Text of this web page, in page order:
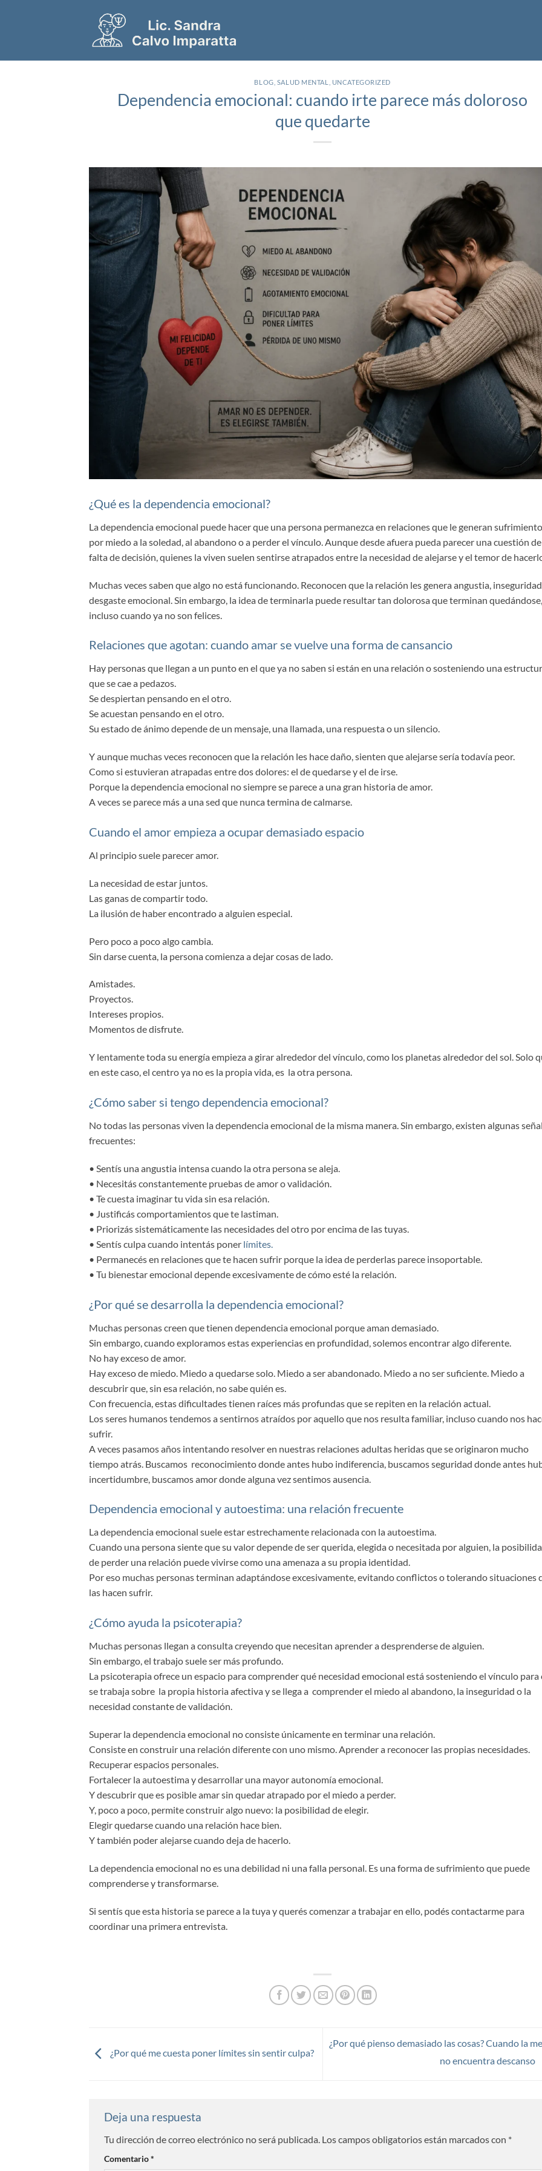
BLOG SALUD MENTAL UNCATEGORIZED
Dependencia emocional: cuando irte parece más doloroso
que quedarte
¿Qué es la dependencia emocional?
La dependencia emocional puede hacer que una persona permanezca en relaciones que le generan sufrimiento
por miedo a la soledad, al abandono o a perder el vínculo. Aunque desde afuera pueda parecer una cuestión de
falta de decisión, quienes la viven suelen sentirse atrapados entre la necesidad de alejarse y el temor de
Muchas veces saben que algo no está funcionando. Reconocen que la relación les genera angustia,
desgaste emocional. Sin embargo, la idea de terminarla puede resultar tan dolorosa que terminan quedándose,
incluso cuando ya no son felices.
Relaciones que agotan: cuando amar se vuelve una forma de cansancio
Hay personas que llegan a un punto en el que ya no saben si están en una relación o sosteniendo una
que se cae a pedazos.
Se despiertan pensando en el otro.
Se acuestan pensando en el otro.
Su estado de ánimo depende de un mensaje, una llamada, una respuesta o un silencio.
Y aunque muchas veces reconocen que la relación les hace daño, sienten que alejarse sería todavía peor.
Como si estuvieran atrapadas entre dos dolores: el de quedarse y el de irse.
Porque la dependencia emocional no siempre se parece a una gran historia de amor.
A veces se parece más a una sed que nunca termina de calmarse.
Cuando el amor empieza a ocupar demasiado espacio
Al principio suele parecer amor.
La necesidad de estar juntos.
Las ganas de compartir todo.
La ilusión de haber encontrado a alguien especial.
Pero poco a poco algo cambia.
Sin darse cuenta, la persona comienza a dejar cosas de lado.
Amistades.
Proyectos.
Intereses propios.
Momentos de disfrute.
Y lentamente toda su energía empieza a girar alrededor del vínculo, como los planetas alrededor del sol. Solo
en este caso, el centro ya no es la propia vida, es la otra persona.
¿Cómo saber si tengo dependencia emocional?
No todas las personas viven la dependencia emocional de la misma manera. Sin embargo, existen algunas
frecuentes:
• Sentís una angustia intensa cuando la otra persona se aleja.
• Necesitás constantemente pruebas de amor o validación.
• Te cuesta imaginar tu vida sin esa relación.
• Justificás comportamientos que te lastiman.
• Priorizás sistemáticamente las necesidades del otro por encima de las tuyas.
• Sentís culpa cuando intentás poner límites.
• Permanecés en relaciones que te hacen sufrir porque la idea de perderlas parece insoportable.
• Tu bienestar emocional depende excesivamente de cómo esté la relación.
¿Por qué se desarrolla la dependencia emocional?
Muchas personas creen que tienen dependencia emocional porque aman demasiado.
Sin embargo, cuando exploramos estas experiencias en profundidad, solemos encontrar algo diferente.
No hay exceso de amor.
Hay exceso de miedo. Miedo a quedarse solo. Miedo a ser abandonado. Miedo a no ser suficiente. Miedo a
descubrir que, sin esa relación, no sabe quién es.
Con frecuencia, estas dificultades tienen raíces más profundas que se repiten en la relación actual.
Los seres humanos tendemos a sentirnos atraídos por aquello que nos resulta familiar, incluso cuando nos
sufrir.
A veces pasamos años intentando resolver en nuestras relaciones adultas heridas que se originaron mucho
tiempo atrás. Buscamos reconocimiento donde antes hubo indiferencia, buscamos seguridad donde antes
incertidumbre, buscamos amor donde alguna vez sentimos ausencia.
Dependencia emocional y autoestima: una relación frecuente
La dependencia emocional suele estar estrechamente relacionada con la autoestima.
Cuando una persona siente que su valor depende de ser querida, elegida o necesitada por alguien, la
de perder una relación puede vivirse como una amenaza a su propia identidad.
Por eso muchas personas terminan adaptándose excesivamente, evitando conflictos o tolerando situaciones
las hacen sufrir.
¿Cómo ayuda la psicoterapia?
Muchas personas llegan a consulta creyendo que necesitan aprender a desprenderse de alguien.
Sin embargo, el trabajo suele ser más profundo.
La psicoterapia ofrece un espacio para comprender qué necesidad emocional está sosteniendo el vínculo para
se trabaja sobre la propia historia afectiva y se llega a comprender el miedo al abandono, la inseguridad o la
necesidad constante de validación.
Superar la dependencia emocional no consiste únicamente en terminar una relación.
Consiste en construir una relación diferente con uno mismo. Aprender a reconocer las propias necesidades.
Recuperar espacios personales.
Fortalecer la autoestima y desarrollar una mayor autonomía emocional.
Y descubrir que es posible amar sin quedar atrapado por el miedo a perder.
Y, poco a poco, permite construir algo nuevo: la posibilidad de elegir.
Elegir quedarse cuando una relación hace bien.
Y también poder alejarse cuando deja de hacerlo.
La dependencia emocional no es una debilidad ni una falla personal. Es una forma de sufrimiento que puede
comprenderse y transformarse.
Si sentís que esta historia se parece a la tuya y querés comenzar a trabajar en ello, podés contactarme para
coordinar una primera entrevista.
¿Por qué me cuesta poner límites sin sentir culpa?
¿Por qué pienso demasiado las cosas? Cuando la
no encuentra descanso
Deja una respuesta
Tu dirección de correo electrónico no será publicada. Los campos obligatorios están marcados con *
Comentario*